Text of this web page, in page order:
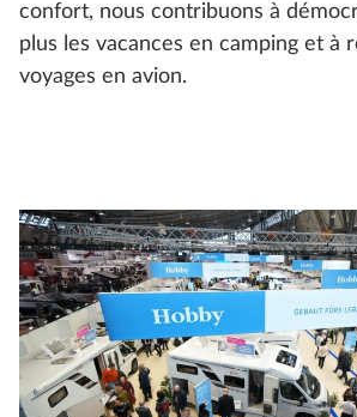
confort, nous contribuons à
plus les vacances en camping et à
voyages en avion.